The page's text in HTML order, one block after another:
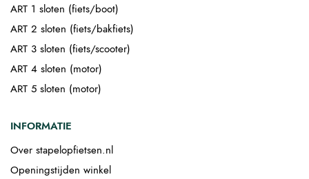
ART 1 sloten (fiets/boot)
ART 2 sloten (fiets/bakfiets)
ART 3 sloten (fiets/scooter)
ART 4 sloten (motor)
ART 5 sloten (motor)
INFORMATIE
Over stapelopfietsen.nl
Openingstijden winkel